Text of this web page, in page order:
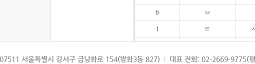
b ㅂ
t ㅌ
k ㅋ
서울특별시 강서구 금낭화로 154(방화3동 827) 대표 전화: 02-2669-9775(